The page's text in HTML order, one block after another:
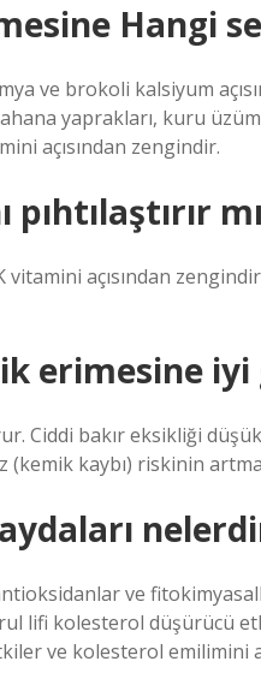
Hangi
ve brokoli kalsiyum
yaprakları, kuru
açısından zengindir.
vitamini açısından
erimesine
Ciddi bakır eksikliği
kaybı) riskinin
ve
lifi kolesterol düşürücü
ve kolesterol emilimini